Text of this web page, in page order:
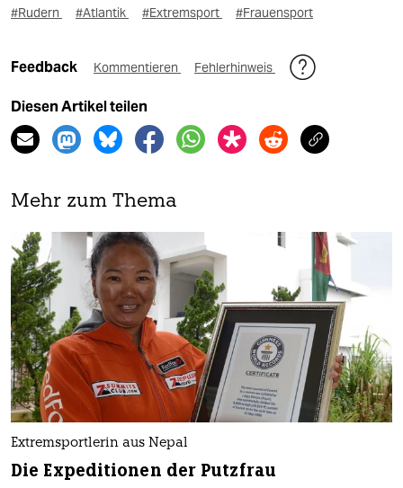
#Rudern #Atlantik #Extremsport #Frauensport
Feedback Kommentieren Fehlerhinweis
Diesen Artikel teilen
Mehr zum Thema
Extremsportlerin aus Nepal
Die Expeditionen der Putzfrau